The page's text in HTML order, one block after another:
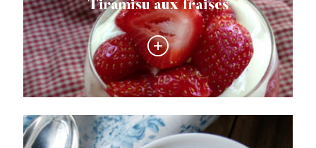
Tiramisu aux fraises